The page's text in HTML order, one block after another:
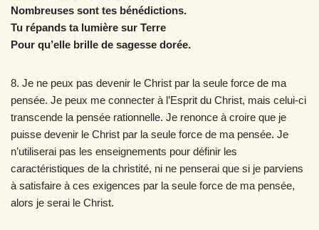
Nombreuses sont tes bénédictions.
Tu répands ta lumière sur Terre
Pour qu’elle brille de sagesse dorée.
8. Je ne peux pas devenir le Christ par la seule force de ma
pensée. Je peux me connecter à l’Esprit du Christ, mais celui-ci
transcende la pensée rationnelle. Je renonce à croire que je
puisse devenir le Christ par la seule force de ma pensée. Je
n’utiliserai pas les enseignements pour définir les
caractéristiques de la christité, ni ne penserai que si je parviens
à satisfaire à ces exigences par la seule force de ma pensée,
alors je serai le Christ.